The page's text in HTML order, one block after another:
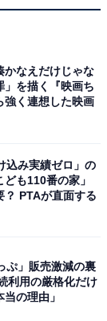
垂れ流す妻
かなえだけじゃな
」を描く『映画ち
強く連想した映画
込み実績ゼロ」の
も110番の家」
？ PTAが直面する
ぷ」販売激減の裏
利用の厳格化だけ
の理由」